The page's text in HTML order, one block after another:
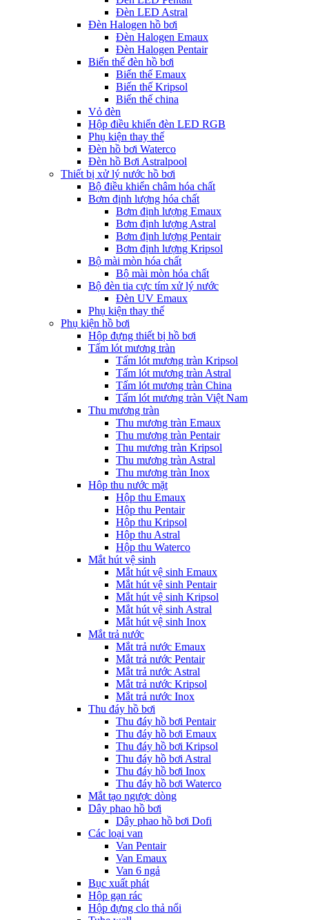
Đèn LED Astral
Đèn Halogen hồ bơi
Đèn Halogen Emaux
Đèn Halogen Pentair
Biến thế đèn hồ bơi
Biến thế Emaux
Biến thế Kripsol
Biến thế china
Vỏ đèn
Hộp điều khiển đèn LED RGB
Phụ kiện thay thế
Đèn hồ bơi Waterco
Đèn hồ Bơi Astralpool
Thiết bị xử lý nước hồ bơi
Bộ điều khiển châm hóa chất
Bơm định lượng hóa chất
Bơm định lượng Emaux
Bơm định lượng Astral
Bơm định lượng Pentair
Bơm định lượng Kripsol
Bộ mài mòn hóa chất
Bộ mài mòn hóa chất
Bộ đèn tia cực tím xử lý nước
Đèn UV Emaux
Phụ kiện thay thế
Phụ kiện hồ bơi
Hộp đựng thiết bị hồ bơi
Tấm lót mương tràn
Tấm lót mương tràn Kripsol
Tấm lót mương tràn Astral
Tấm lót mương tràn China
Tấm lót mương tràn Việt Nam
Thu mương tràn
Thu mương tràn Emaux
Thu mương tràn Pentair
Thu mương tràn Kripsol
Thu mương tràn Astral
Thu mương tràn Inox
Hôp thu nước mặt
Hộp thu Emaux
Hộp thu Pentair
Hộp thu Kripsol
Hộp thu Astral
Hộp thu Waterco
Mắt hút vệ sinh
Mắt hút vệ sinh Emaux
Mắt hút vệ sinh Pentair
Mắt hút vệ sinh Kripsol
Mắt hút vệ sinh Astral
Mắt hút vệ sinh Inox
Mắt trả nước
Mắt trả nước Emaux
Mắt trả nước Pentair
Mắt trả nước Astral
Mắt trả nước Kripsol
Mắt trả nước Inox
Thu đáy hồ bơi
Thu đáy hồ bơi Pentair
Thu đáy hồ bơi Emaux
Thu đáy hồ bơi Kripsol
Thu đáy hồ bơi Astral
Thu đáy hồ bơi Inox
Thu đáy hồ bơi Waterco
Mắt tạo ngược dòng
Dây phao hồ bơi
Dây phao hồ bơi Dofi
Các loại van
Van Pentair
Van Emaux
Van 6 ngả
Bục xuất phát
Hộp gạn rác
Hộp đựng clo thả nổi